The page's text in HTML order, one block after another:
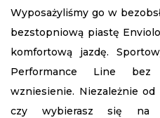
Wyposażyliśmy go w
bezstopniową piastę
komfortową jazdę.
Performance Line
wzniesienie. Niezależnie
czy wybierasz się na